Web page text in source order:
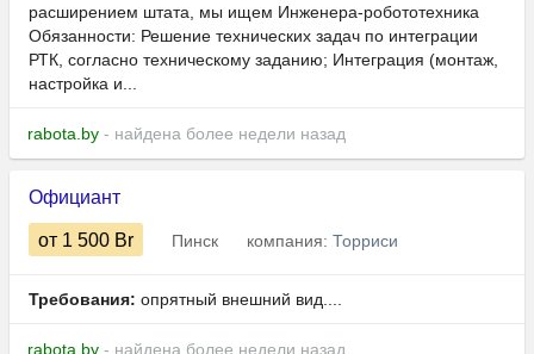
расширением штата, мы ищем Инженера-робототехника
Обязанности: Решение технических задач по интеграции
РТК, согласно техническому заданию; Интеграция (монтаж,
настройка и...
rabota.by - найдена более недели назад
Официант
от 1 500 Br Пинск компания: Торриси
Требования: опрятный внешний вид....
rabota.by - найдена более недели назад